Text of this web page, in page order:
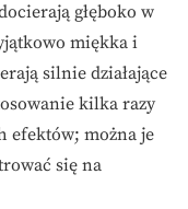
głęboko w
miękka i
silnie działające
kilka razy
efektów; można je
się na